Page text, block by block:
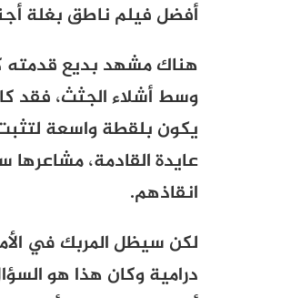
أفضل فيلم ناطق بغلة
هناك مشهد بديع قدمته
وسط أشلاء الجثث، فقد
يكون بلقطة واسعة
عايدة القادمة،
انقاذهم.
لكن سيظل المربك في
درامية وكان هذا هو